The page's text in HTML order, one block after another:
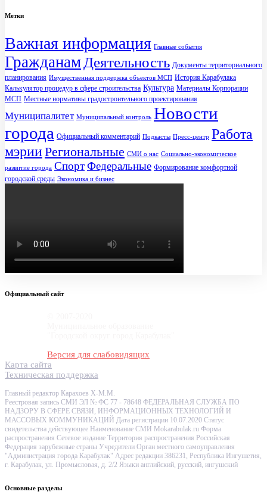
Метки
Важная информация Главные события
Гражданам Деятельность Документы территориального
планирования Имущественная поддержка объектов МСП История Карабулака
Калькулятор процедур в сфере строительства Культура Материалы Корпорации
МСП Местные нормативы градостроительного проектирования
Муниципалитет Муниципальный контроль Новости
города Официальный комментарий Подкасты Пресс-центр Работа
мэрииРегиональные СМИ о нас Социально-экономическое
развитие города СпортФедеральные Формирование комфортной
городской среды Экономика и бизнес
Официальный сайт
Версия для слабовидящих
Карта сайта
Техническая поддержка
Главный редактор Карахоев Х-М.М.
Реестровая запись СМИ ЭЛ № ФС 77 - 78648 ФЕДЕРАЛЬНАЯ СЛУЖБА ПО
НАДЗОРУ В СФЕРЕ СВЯЗИ, ИНФОРМАЦИОННЫХ ТЕХНОЛОГИЙ И
МАССОВЫХ КОММУНИКАЦИЙ Дата регистрации 10.07.2020 Статус
свидетельства действующее Наименование СМИ Mokarabulak.ru Форма
распространения Сетевое издание Территория распространения Российская
Федерация зарубежные страны Учредители Орган местного самоуправления
"Администрация города Карабулак" Адрес редакции 386231, Республика Ингушетия,
г. Карабулак, ул. Промысловая, д. 2/2 Языки английский, русский, ингушский
Основные разделы